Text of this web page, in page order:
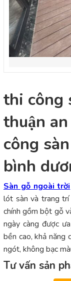
thi công
thuận
công
bình
Sàn gỗ ngoài trời
lót sàn và trang trí
chính gồm bột gỗ
ngày càng được
bền cao, khả năng
ngót, không bạc
Tư vấn sản